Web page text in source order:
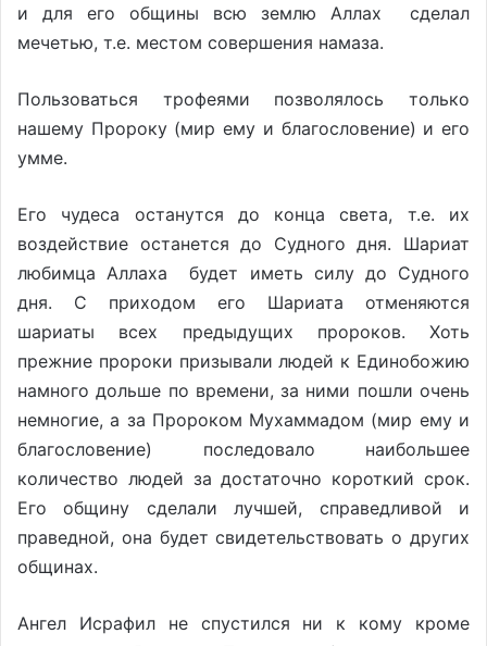
и для его общины всю землю Аллах сделал
мечетью, т.е. местом совершения намаза.
Пользоваться трофеями позволялось только
нашему Пророку (мир ему и благословение) и его
умме.
Его чудеса останутся до конца света, т.е. их
воздействие останется до Судного дня. Шариат
любимца Аллаха будет иметь силу до Судного
дня. С приходом его Шариата отменяются
шариаты всех предыдущих пророков. Хоть
прежние пророки призывали людей к Единобожию
намного дольше по времени, за ними пошли очень
немногие, а за Пророком Мухаммадом (мир ему и
благословение) последовало наибольшее
количество людей за достаточно короткий срок.
Его общину сделали лучшей, справедливой и
праведной, она будет свидетельствовать о других
общинах.
Ангел Исрафил не спустился ни к кому кроме